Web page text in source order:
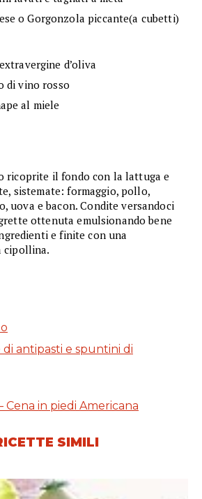
o Gorgonzola piccante(a cubetti)
d’oliva
di vino rosso
al miele
ricoprite il fondo con la lattuga e
sistemate: formaggio, pollo,
uova e bacon. Condite versandoci
ottenuta emulsionando bene
e finite con una
cipollina.
antipasti e spuntini di
Cena in piedi Americana
SIMILI